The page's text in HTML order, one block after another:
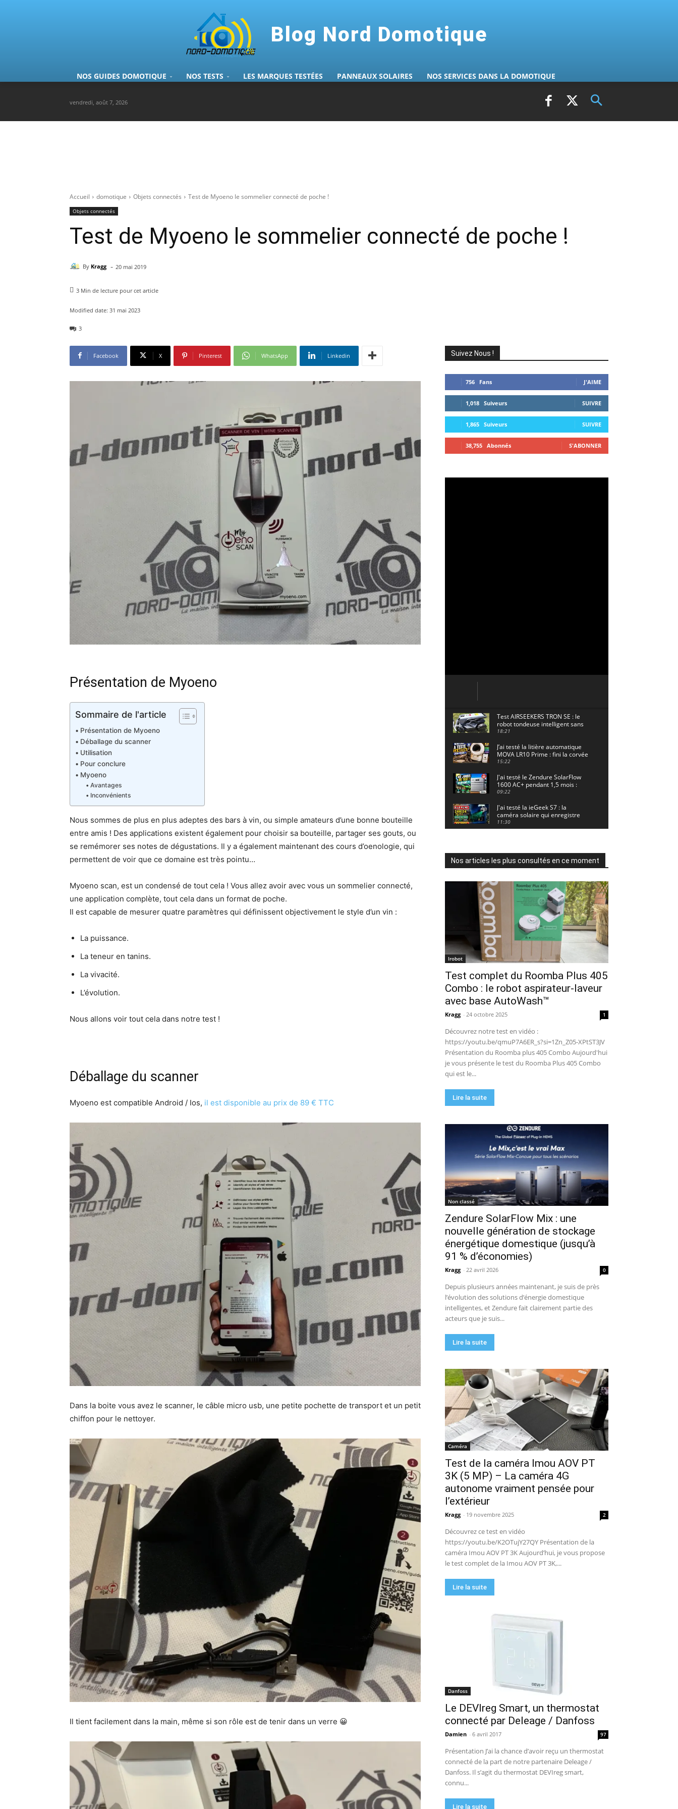
Blog Nord Domotique
NOS GUIDES DOMOTIQUE NOS TESTS LES MARQUES TESTÉES PANNEAUX SOLAIRES NOS SERVICES DANS LA DOMOTIQUE
vendredi, août 7, 2026
Accueil domotique Objets connectés Test de Myoeno le sommelier connecté de poche !
Objets connectés
Test de Myoeno le sommelier connecté de poche !
By Kragg - 20 mai 2019
3 Min de lecture pour cet article
Modified date: 31 mai 2023
3
Facebook X Pinterest WhatsApp Linkedin
Présentation de Myoeno
Sommaire de l'article
Présentation de Myoeno
Déballage du scanner
Utilisation
Pour conclure
Myoeno
Avantages
Inconvénients
Nous sommes de plus en plus adeptes des bars à vin, ou simple amateurs d’une bonne bouteille
entre amis ! Des applications existent également pour choisir sa bouteille, partager ses gouts, ou
se remémorer ses notes de dégustations. Il y a également maintenant des cours d’oenologie, qui
permettent de voir que ce domaine est très pointu…
Myoeno scan, est un condensé de tout cela ! Vous allez avoir avec vous un sommelier connecté,
une application complète, tout cela dans un format de poche.
Il est capable de mesurer quatre paramètres qui définissent objectivement le style d’un vin :
La puissance.
La teneur en tanins.
La vivacité.
L’évolution.
Nous allons voir tout cela dans notre test !
Déballage du scanner
Myoeno est compatible Android / Ios, il est disponible au prix de 89 € TTC
Dans la boite vous avez le scanner, le câble micro usb, une petite pochette de transport et un petit
chiffon pour le nettoyer.
Il tient facilement dans la main, même si son rôle est de tenir dans un verre 😀
Suivez Nous !
756 Fans J'AIME
1,018 Suiveurs SUIVRE
1,865 Suiveurs SUIVRE
38,755 Abonnés S'ABONNER
Test AIRSEEKERS TRON SE : le
robot tondeuse intelligent sans
câble pour 1500 m² !
18:21
J’ai testé la litière automatique
MOVA LR10 Prime : fini la corvée
? 🐱
15:22
J'ai testé le Zendure SolarFlow
1600 AC+ pendant 1,5 mois :
voici les résultats ! ☀️🔋
09:22
J'ai testé la ieGeek S7 : la
caméra solaire qui enregistre
24/7 grâce à l'AOV ! ☀️📹
11:30
18/07/2026
02:33
Guirlande Guinguette Solaire
puissance en extérieur ? Test
complet
04:38
Aiper Scuba V3 : le meilleur
robot de piscine sans fil ? Mon
test complet !
UGREEN NASync DXP4800 Pro :
le NAS qui va faire trembler
Synology et QNAP ?! (Test
🏆 Sunseeker S4 : le robot
cartographie votre jardin tout
seul.
09:48
DJI Power 1000 Mini : j'ai testé
cette station d'énergie
compacte… elle m'a bluffé !
11:56
Nos articles les plus consultés en ce moment
Irobot
Test complet du Roomba Plus 405
Combo : le robot aspirateur-laveur
avec base AutoWash™
Kragg - 24 octobre 2025 1
Découvrez notre test en vidéo :
https://youtu.be/qmuP7A6ER_s?si=1Zn_Z05-XPtST3JV
Présentation du Roomba plus 405 Combo Aujourd'hui
je vous présente le test du Roomba Plus 405 Combo
qui est le...
Lire la suite
Non classé
Zendure SolarFlow Mix : une
nouvelle génération de stockage
énergétique domestique (jusqu’à
91 % d’économies)
Kragg - 22 avril 2026 0
Depuis plusieurs années maintenant, je suis de près
l’évolution des solutions d’énergie domestique
intelligentes, et Zendure fait clairement partie des
acteurs que je suis...
Lire la suite
Caméra
Test de la caméra Imou AOV PT
3K (5 MP) – La caméra 4G
autonome vraiment pensée pour
l’extérieur
Kragg - 19 novembre 2025 2
Découvrez ce test en vidéo
https://youtu.be/K2OTujY27QY Présentation de la
caméra Imou AOV PT 3K Aujourd’hui, je vous propose
le test complet de la Imou AOV PT 3K,...
Lire la suite
Danfoss
Le DEVIreg Smart, un thermostat
connecté par Deleage / Danfoss
Damien - 6 avril 2017 97
Présentation J’ai la chance d’avoir reçu un thermostat
connecté de la part de notre partenaire Deleage /
Danfoss. Il s’agit du thermostat DEVIreg smart,
connu...
Lire la suite